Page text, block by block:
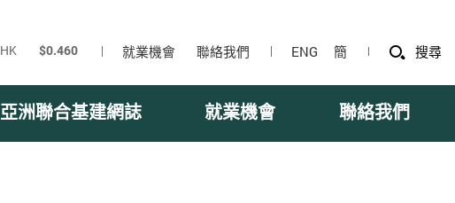
就業機會 聯絡我們 ENG 簡 搜尋
亞洲聯合基建網誌 就業機會 聯絡我們